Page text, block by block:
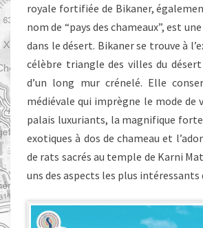
royale fortifiée de Bikaner,
nom de “pays des chameaux”, est
dans le désert. Bikaner se trouve à
célèbre triangle des villes du
d’un long mur crénelé. Elle
médiévale qui imprègne le mode de
palais luxuriants, la magnifique
exotiques à dos de chameau et
de rats sacrés au temple de Karni
uns des aspects les plus intéressants